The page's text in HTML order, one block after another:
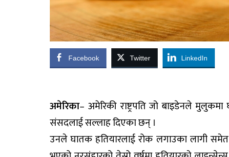
Facebook Twitter LinkedIn
अमेरिका– अमेरिकी राष्ट्रपति जो बाइडेनले
संसदलाई सल्लाह दिएका छन् ।
उनले घातक हतियारलाई रोक लगाउका लागी समेत